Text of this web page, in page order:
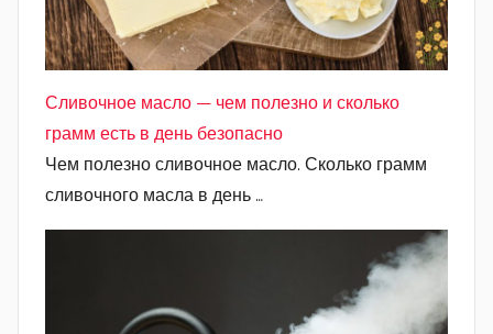
Сливочное масло — чем полезно и сколько
грамм есть в день безопасно
Чем полезно сливочное масло. Сколько грамм
сливочного масла в день …